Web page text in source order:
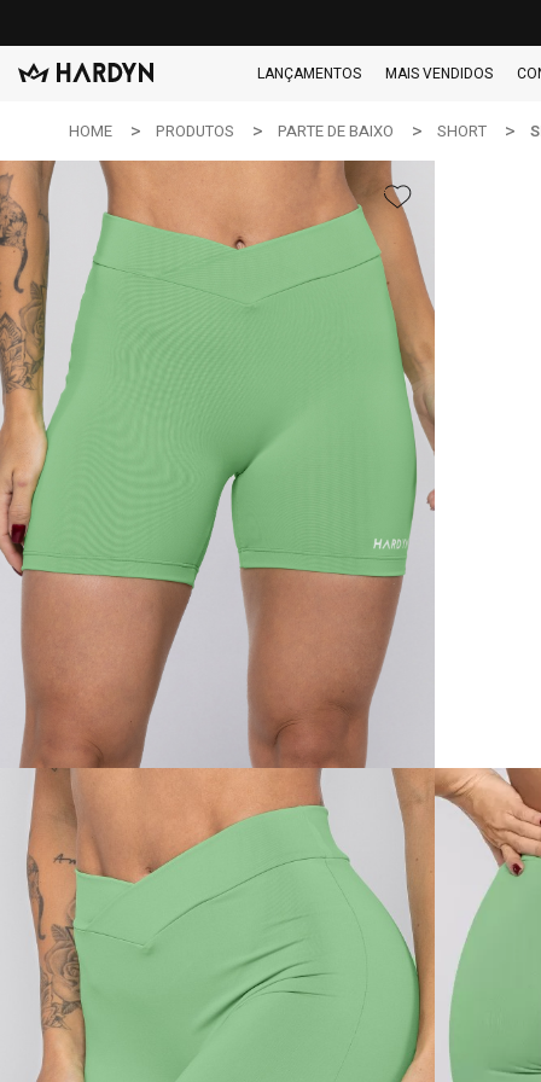
LANÇAMENTOS MAIS VENDIDOS
HOME PRODUTOS PARTE DE BAIXO SHORT